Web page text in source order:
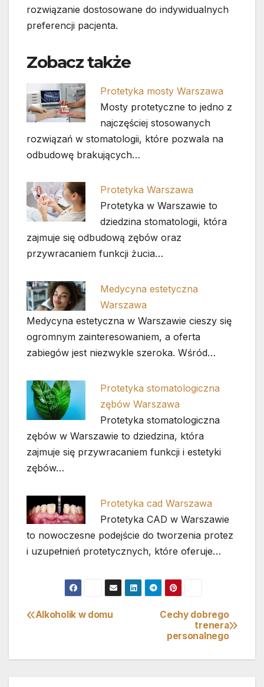
rozwiązanie dostosowane do indywidualnych
preferencji pacjenta.
Zobacz także
Protetyka mosty Warszawa
Mosty protetyczne to jedno z
najczęściej stosowanych
rozwiązań w stomatologii, które pozwala na
odbudowę brakujących…
Protetyka Warszawa
Protetyka w Warszawie to
dziedzina stomatologii, która
zajmuje się odbudową zębów oraz
przywracaniem funkcji żucia…
Medycyna estetyczna
Warszawa
Medycyna estetyczna w Warszawie cieszy się
ogromnym zainteresowaniem, a oferta
zabiegów jest niezwykle szeroka. Wśród…
Protetyka stomatologiczna
zębów Warszawa
Protetyka stomatologiczna
zębów w Warszawie to dziedzina, która
zajmuje się przywracaniem funkcji i estetyki
zębów…
Protetyka cad Warszawa
Protetyka CAD w Warszawie
to nowoczesne podejście do tworzenia protez
i uzupełnień protetycznych, które oferuje…
Nawigacja
Cechy dobrego
trenera
personalnego
Alkoholik w domu